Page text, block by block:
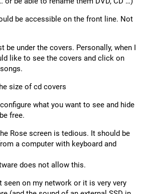
be accessible on the front line. Not
under the covers. Personally, when I
like to see the covers and click on
size of cd covers
what you want to see and hide
free.
Rose screen is tedious. It should be
a computer with keyboard and
does not allow this.
seen on my network or it is very very